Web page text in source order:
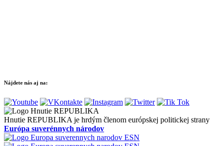
Nájdete nás aj na:
Hnutie REPUBLIKA je hrdým členom európskej politickej strany
Európa suverénnych národov